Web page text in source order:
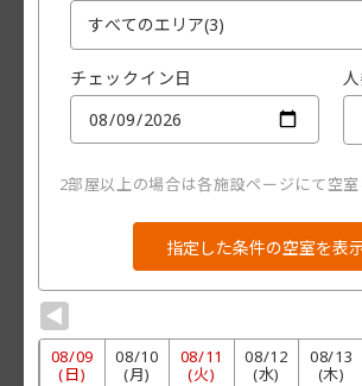
チェックイン日
2部屋以上の場合は各施設ページにて空
▼
08/09
(日)
08/10
(月)
08/11
(火)
08/12
(水)
08/13
(木)